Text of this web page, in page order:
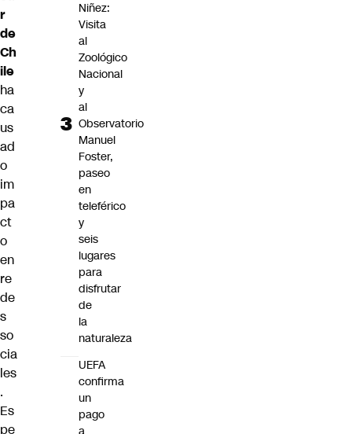
r
de
Ch
ile
ha
ca
us
ad
o
im
pa
ct
o
en
re
de
s
so
cia
les
.
Es
pe
Niñez:
Visita
al
Zoológico
Nacional
y
al
Observatorio
Manuel
Foster,
paseo
en
teleférico
y
seis
lugares
para
disfrutar
de
la
naturaleza
UEFA
confirma
un
pago
a